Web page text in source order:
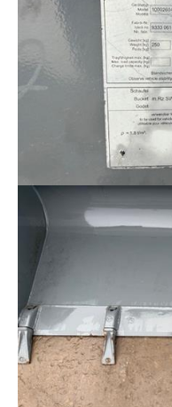
CISEAUX À BÉTON
BROYEUR
PANIER DE TRAVAIL
MACHINE POUR PIÈCE